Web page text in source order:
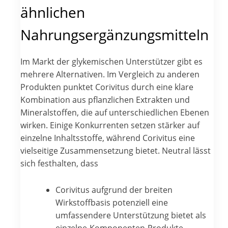
ähnlichen
Nahrungsergänzungsmitteln
Im Markt der glykemischen Unterstützer gibt es
mehrere Alternativen. Im Vergleich zu anderen
Produkten punktet Corivitus durch eine klare
Kombination aus pflanzlichen Extrakten und
Mineralstoffen, die auf unterschiedlichen Ebenen
wirken. Einige Konkurrenten setzen stärker auf
einzelne Inhaltsstoffe, während Corivitus eine
vielseitige Zusammensetzung bietet. Neutral lässt
sich festhalten, dass
Corivitus aufgrund der breiten
Wirkstoffbasis potenziell eine
umfassendere Unterstützung bietet als